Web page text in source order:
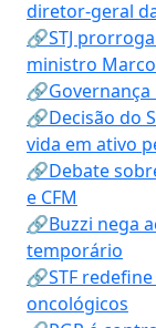
diretor-geral
🔗STJ
ministro
🔗Decisão do
vida em ativo
🔗Debate
e CFM
🔗Buzzi nega
temporário
🔗STF
oncológicos